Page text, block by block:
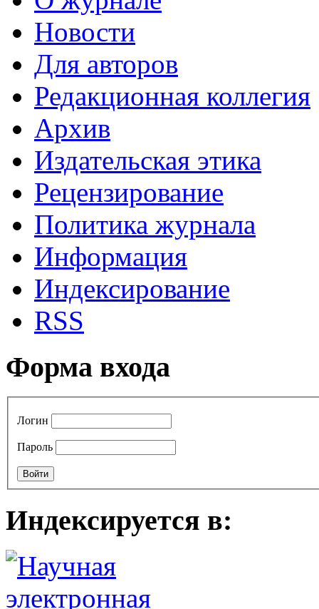
Новости
Для авторов
Редакционная коллегия
Архив
Издательская этика
Рецензирование
Политика журнала
Информация
Индексирование
RSS
Форма входа
Логин
Пароль
Индексируется в: